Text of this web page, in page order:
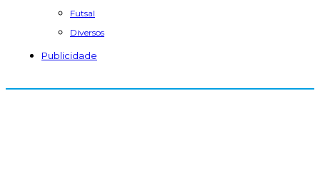
Futsal
Diversos
Publicidade